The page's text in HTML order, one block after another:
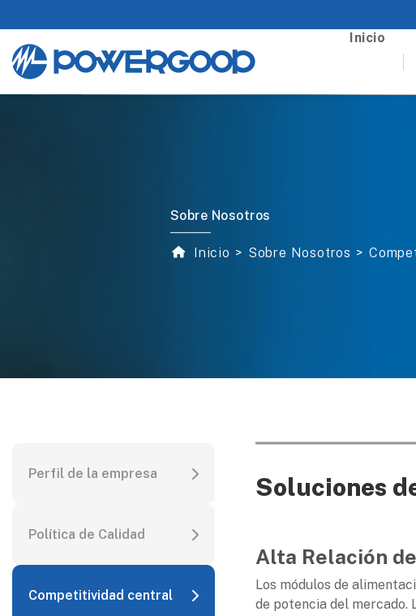
Inicio
Sobre Nosotros
Inicio Sobre Nosotros
Perfil de la empresa
Política de Calidad
Competitividad central
Soluciones
Alta Relación
Los módulos de
de potencia del mercado.